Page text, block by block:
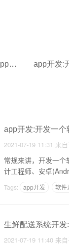
安卓app应用软件开发：android app开发用什么软件？ app开发:
app开发:开发一
2021-07-19 11:31 来
常规来讲，开发一
计工程师、安卓
Tags: app开发 软件
生鲜配送系统开
2021-07-19 11:40 来